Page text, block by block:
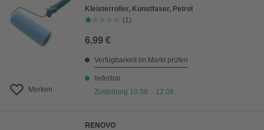
Merken
Kleisterroller, Kunstfaser, Petrol
(1)
6,99 €
Verfügbarkeit im Markt prüfen
lieferbar
Zustellung 10.08. - 12.08.
RENOVO